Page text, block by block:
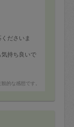
ださいま
持ち良いで
私以上に綺
にお化粧でお
お風呂もト
ので、空気
的な感想です。